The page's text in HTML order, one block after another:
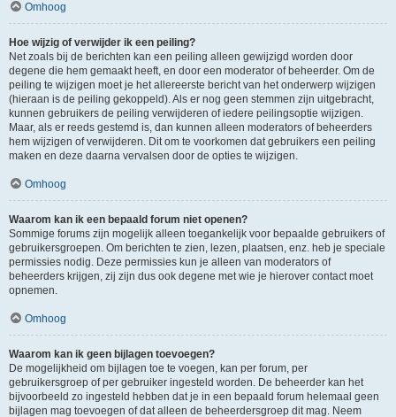
Omhoog
Hoe wijzig of verwijder ik een peiling?
Net zoals bij de berichten kan een peiling alleen gewijzigd worden door
degene die hem gemaakt heeft, en door een moderator of beheerder. Om de
peiling te wijzigen moet je het allereerste bericht van het onderwerp wijzigen
(hieraan is de peiling gekoppeld). Als er nog geen stemmen zijn uitgebracht,
kunnen gebruikers de peiling verwijderen of iedere peilingsoptie wijzigen.
Maar, als er reeds gestemd is, dan kunnen alleen moderators of beheerders
hem wijzigen of verwijderen. Dit om te voorkomen dat gebruikers een peiling
maken en deze daarna vervalsen door de opties te wijzigen.
Omhoog
Waarom kan ik een bepaald forum niet openen?
Sommige forums zijn mogelijk alleen toegankelijk voor bepaalde gebruikers of
gebruikersgroepen. Om berichten te zien, lezen, plaatsen, enz. heb je speciale
permissies nodig. Deze permissies kun je alleen van moderators of
beheerders krijgen, zij zijn dus ook degene met wie je hierover contact moet
opnemen.
Omhoog
Waarom kan ik geen bijlagen toevoegen?
De mogelijkheid om bijlagen toe te voegen, kan per forum, per
gebruikersgroep of per gebruiker ingesteld worden. De beheerder kan het
bijvoorbeeld zo ingesteld hebben dat je in een bepaald forum helemaal geen
bijlagen mag toevoegen of dat alleen de beheerdersgroep dit mag. Neem